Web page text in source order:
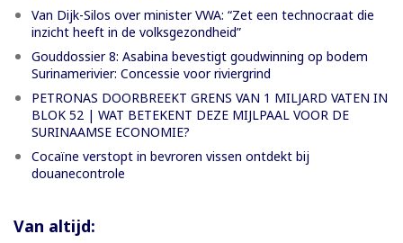
Van Dijk-Silos over minister VWA: “Zet een technocraat die
inzicht heeft in de volksgezondheid”
Gouddossier 8: Asabina bevestigt goudwinning op bodem
Surinamerivier: Concessie voor riviergrind
PETRONAS DOORBREEKT GRENS VAN 1 MILJARD VATEN IN
BLOK 52 | WAT BETEKENT DEZE MIJLPAAL VOOR DE
SURINAAMSE ECONOMIE?
Cocaïne verstopt in bevroren vissen ontdekt bij
douanecontrole
Van altijd: